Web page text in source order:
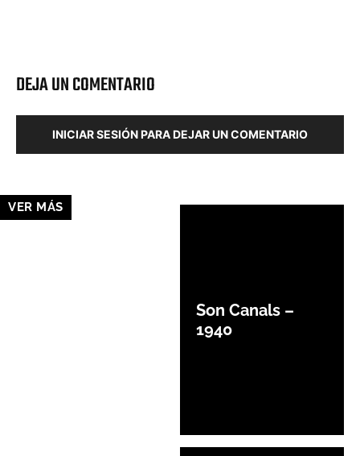
DEJA UN COMENTARIO
INICIAR SESIÓN PARA DEJAR UN COMENTARIO
VER MÁS
Son Canals –
1940